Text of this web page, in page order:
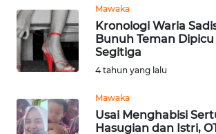
Mawaka
Kronologi Waria
Bunuh Teman
Segitiga
4 tahun yang lalu
Mawaka
Usai Menghabisi
Hasugian dan Istri,
NET
FORJASIDA
NEWS